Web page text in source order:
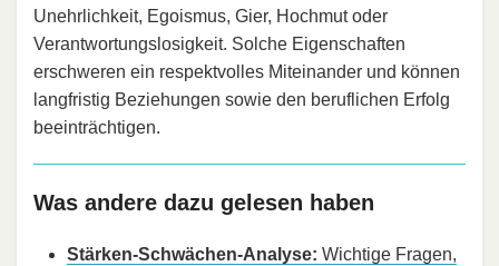
Unehrlichkeit, Egoismus, Gier, Hochmut oder
Verantwortungslosigkeit. Solche Eigenschaften
erschweren ein respektvolles Miteinander und können
langfristig Beziehungen sowie den beruflichen Erfolg
beeinträchtigen.
Was andere dazu gelesen haben
Stärken-Schwächen-Analyse: Wichtige Fragen,